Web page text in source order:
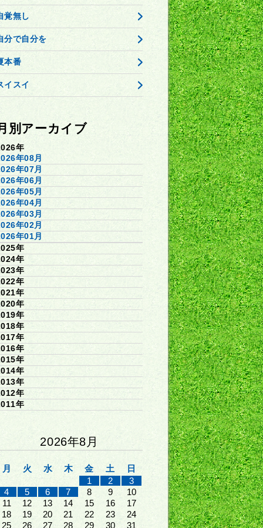
覚無し
分で自分を
本番
イスイ
別アーカイブ
年
年08月
年07月
年06月
年05月
年04月
年03月
年02月
年01月
年
年
年
年
年
年
年
年
年
年
年
年
年
年
年
2026年8月
月 火 水 木 金 土
日
1
2
3
4
5 6 7 8 9
10
11
12 13 14 15 16
17
18
19 20 21 22 23
24
25
26 27 28 29 30 31